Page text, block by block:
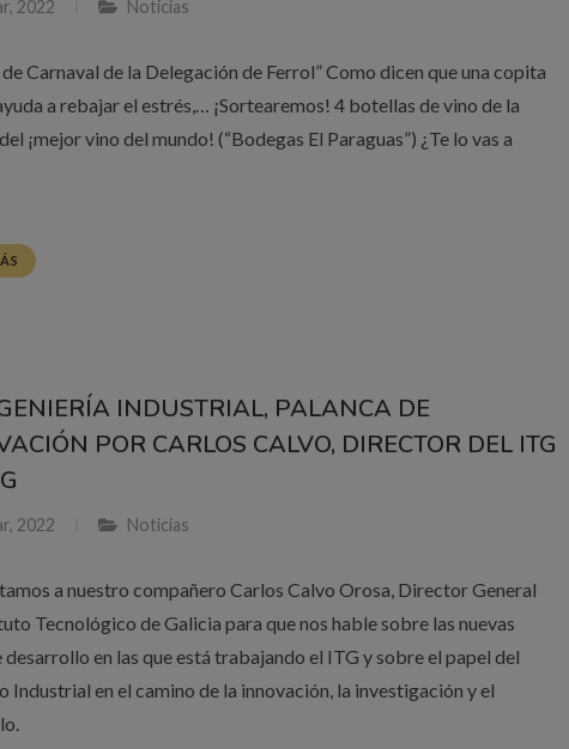
2022 Noticias
Carnaval de la Delegación de Ferrol” Como dicen que una copita
a rebajar el estrés,… ¡Sortearemos! 4 botellas de vino de la
¡mejor vino del mundo! (“Bodegas El Paraguas”) ¿Te lo vas a
INDUSTRIAL, PALANCA DE
POR CARLOS CALVO, DIRECTOR DEL ITG
2022 Noticias
a nuestro compañero Carlos Calvo Orosa, Director General
Tecnológico de Galicia para que nos hable sobre las nuevas
desarrollo en las que está trabajando el ITG y sobre el papel del
Industrial en el camino de la innovación, la investigación y el